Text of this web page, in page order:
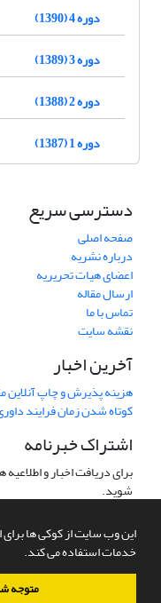
این وب سایت از کوکی ها برای
خدمات استفاده می کند.
متوجه
دوره 4 (1390)
دوره 3 (1389)
دوره 2 (1388)
دوره 1 (1387)
دسترسی سریع
صفحه اصلی
درباره نشریه
اعضای هیات تحریریه
ارسال مقاله
تماس با ما
نقشه سایت
آخرین اخبار
هزینه پذیرش و چاپ آنلاین
کوتاه شدن زمان فرایند
اشتراک خبرنامه
برای دریافت اخبار و
شوید.